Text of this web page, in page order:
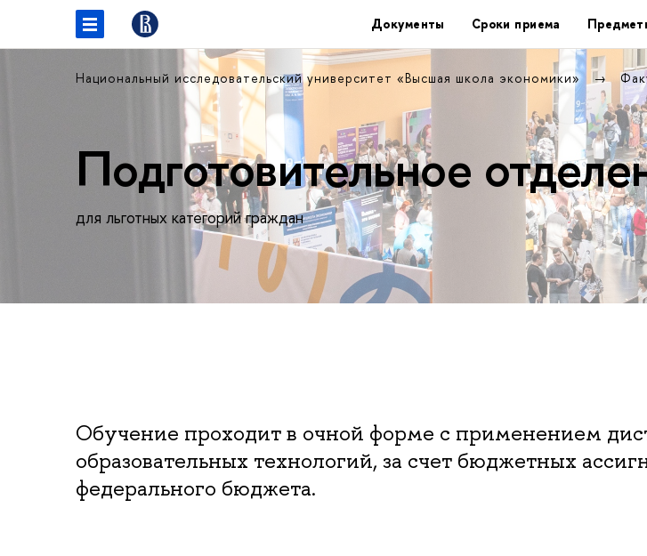
Документы Сроки приема
Национальный исследовательский университет «Высшая школа экономики»
Подготовительное
для льготных категорий граждан
Обучение проходит в очной форме с применением
образовательных технологий, за счет бюджетных
федерального бюджета.